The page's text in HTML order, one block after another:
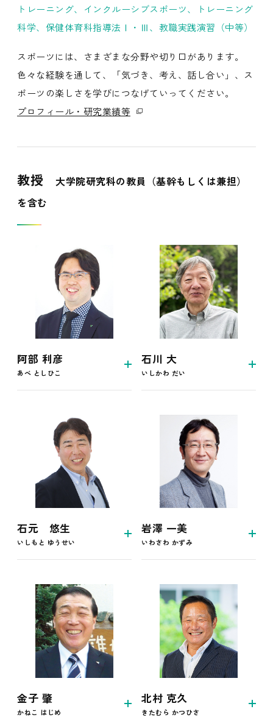
トレーニング、インクルーシブスポーツ、トレーニング
科学、保健体育科指導法Ⅰ・Ⅲ、教職実践演習（中等）
スポーツには、さまざまな分野や切り口があります。
色々な経験を通して、「気づき、考え、話し合い」、ス
ポーツの楽しさを学びにつなげていってください。
プロフィール・研究業績等
教授
大学院研究科の教員（基幹もしくは兼担）
を含む
阿部 利彦
あべ としひこ
石川 大
いしかわ だい
石元 悠生
いしもと ゆうせい
岩澤 一美
いわさわ かずみ
金子 肇
かねこ はじめ
北村 克久
きたむら かつひさ